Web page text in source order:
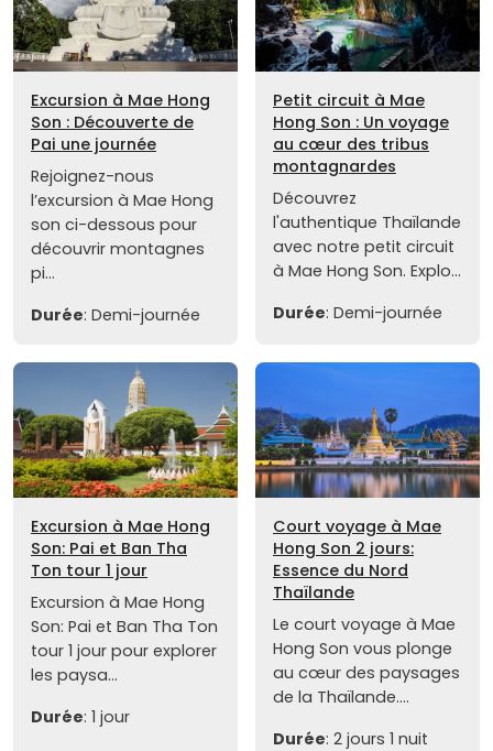
Excursion à Mae Hong
Son : Découverte de
Pai une journée
Rejoignez-nous
l’excursion à Mae Hong
son ci-dessous pour
découvrir montagnes
pi...
Durée: Demi-journée
Petit circuit à Mae
Hong Son : Un voyage
au cœur des tribus
montagnardes
Découvrez
l'authentique Thaïlande
avec notre petit circuit
à Mae Hong Son. Explo...
Durée: Demi-journée
Excursion à Mae Hong
Son: Pai et Ban Tha
Ton tour 1 jour
Excursion à Mae Hong
Son: Pai et Ban Tha Ton
tour 1 jour pour explorer
les paysa...
Durée: 1 jour
Court voyage à Mae
Hong Son 2 jours:
Essence du Nord
Thaïlande
Le court voyage à Mae
Hong Son vous plonge
au cœur des paysages
de la Thaïlande....
Durée: 2 jours 1 nuit